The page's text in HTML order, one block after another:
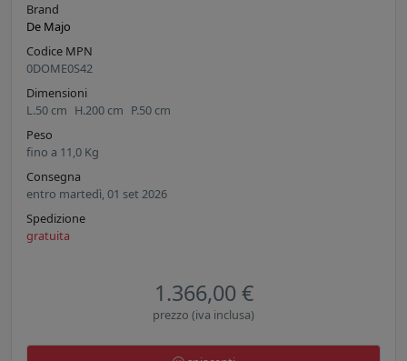
Brand
De Majo
Codice MPN
0DOME0S42
Dimensioni
L.50 cm H.200 cm P.50 cm
Peso
fino a 11,0 Kg
Consegna
entro martedì, 01 set 2026
Spedizione
gratuita
1.366,00 €
prezzo (iva inclusa)